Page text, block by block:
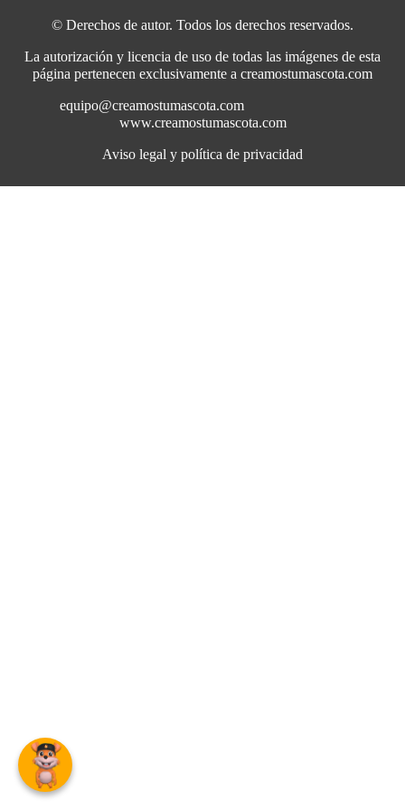
© Derechos de autor. Todos los derechos reservados.
La autorización y licencia de uso de todas las imágenes de esta
página pertenecen exclusivamente a creamostumascota.com
equipo@creamostumascota.com
www.creamostumascota.com
Aviso legal y política de privacidad